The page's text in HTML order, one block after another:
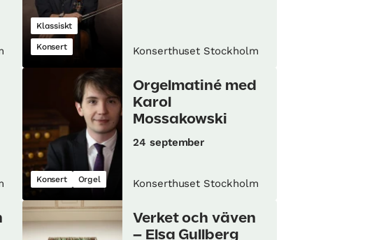
Klassiskt
Konsert Konserthuset Stockholm
Konsert Orgel
Orgelmatiné med
Karol
Mossakowski
24 september
Konserthuset Stockholm
Verket och väven
– Elsa Gullberg